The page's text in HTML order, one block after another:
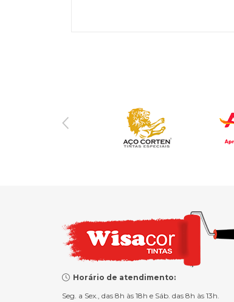
Horário de atendimento:
Seg. a Sex., das 8h às 18h e Sáb. das 8h às 13h.